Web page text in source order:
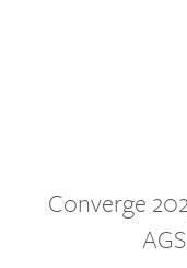
Converge